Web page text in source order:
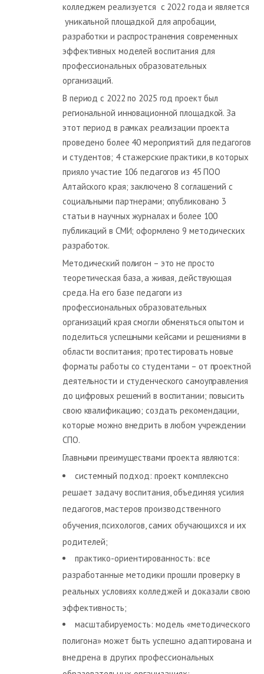
колледжем реализуется с 2022 года и является
уникальной площадкой для апробации,
разработки и распространения современных
эффективных моделей воспитания для
профессиональных образовательных
организаций.
В период с 2022 по 2025 год проект был
региональной инновационной площадкой. За
этот период в рамках реализации проекта
проведено более 40 мероприятий для педагогов
и студентов; 4 стажерские практики, в которых
прияло участие 106 педагогов из 45 ПОО
Алтайского края; заключено 8 соглашений с
социальными партнерами; опубликовано 3
статьи в научных журналах и более 100
публикаций в СМИ; оформлено 9 методических
разработок.
Методический полигон – это не просто
теоретическая база, а живая, действующая
среда. На его базе педагоги из
профессиональных образовательных
организаций края смогли обменяться опытом и
поделиться успешными кейсами и решениями в
области воспитания; протестировать новые
форматы работы со студентами – от проектной
деятельности и студенческого самоуправления
до цифровых решений в воспитании; повысить
свою квалификацию; создать рекомендации,
которые можно внедрить в любом учреждении
СПО.
Главными преимуществами проекта являются:
системный подход: проект комплексно
решает задачу воспитания, объединяя усилия
педагогов, мастеров производственного
обучения, психологов, самих обучающихся и их
родителей;
практико-ориентированность: все
разработанные методики прошли проверку в
реальных условиях колледжей и доказали свою
эффективность;
масштабируемость: модель «методического
полигона» может быть успешно адаптирована и
внедрена в других профессиональных